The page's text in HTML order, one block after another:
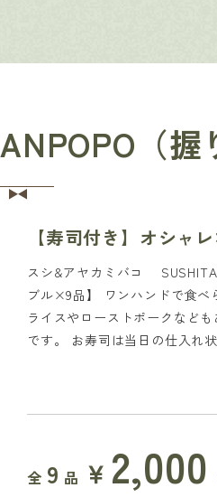
（握
ビアソーセージのマリネ
【寿司付き】オシャ
スシ&アヤカミバコ
ブル×9品】 ワンハンドで食べ
ライスやローストポークなど
です。 お寿司は当日の仕入れ
全 9 品 ￥ 2,000